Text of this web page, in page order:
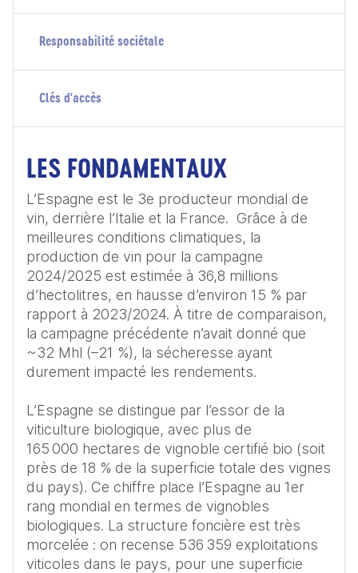
Responsabilité sociétale
Clés d'accès
LES FONDAMENTAUX
L’Espagne est le 3e producteur mondial de
vin, derrière l’Italie et la France.  Grâce à de
meilleures conditions climatiques, la
production de vin pour la campagne
2024/2025 est estimée à 36,8 millions
d’hectolitres, en hausse d’environ 15 % par
rapport à 2023/2024. À titre de comparaison,
la campagne précédente n’avait donné que
~32 Mhl (–21 %), la sécheresse ayant
durement impacté les rendements.
L’Espagne se distingue par l’essor de la
viticulture biologique, avec plus de
165 000 hectares de vignoble certifié bio (soit
près de 18 % de la superficie totale des vignes
du pays). Ce chiffre place l’Espagne au 1er
rang mondial en termes de vignobles
biologiques. La structure foncière est très
morcelée : on recense 536 359 exploitations
viticoles dans le pays, pour une superficie